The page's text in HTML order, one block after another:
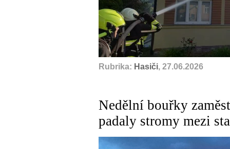
Rubrika: Hasiči, 27.06.2026
Nedělní bouřky
padaly stromy mezi